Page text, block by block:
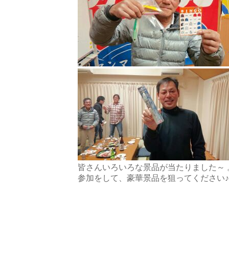
皆さんいろいろな景品が当たりました
参加をして、豪華景品を狙ってください♪